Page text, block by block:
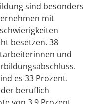
sind besonders
mit
besetzen. 38
und
es 33 Prozent.
beruflich